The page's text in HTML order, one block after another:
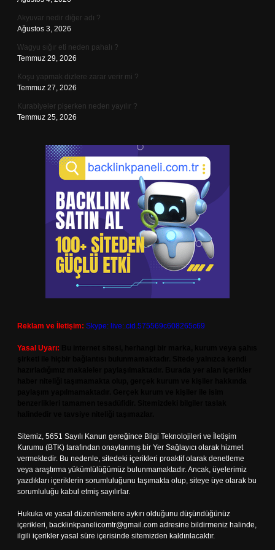
Akyuvar nedir diğer adı ?
Ağustos 3, 2026
Wagyu sığır eti neden pahalı ?
Temmuz 29, 2026
Koşu yapmak dizlere zarar verir mi ?
Temmuz 27, 2026
Kurabiyeler pişerken neden yayılır ?
Temmuz 25, 2026
Reklam ve İletişim: Skype: live:.cid.575569c608265c69
Yasal Uyarı:
Sitemiz, 5651 Sayılı Kanun gereğince Bilgi Teknolojileri ve İletişim
Kurumu (BTK) tarafından onaylanmış bir Yer Sağlayıcı olarak hizmet
vermektedir. Bu nedenle, sitedeki içerikleri proaktif olarak denetleme
veya araştırma yükümlülüğümüz bulunmamaktadır. Ancak, üyelerimiz
yazdıkları içeriklerin sorumluluğunu taşımakta olup, siteye üye olarak bu
sorumluluğu kabul etmiş sayılırlar.
Hukuka ve yasal düzenlemelere aykırı olduğunu düşündüğünüz
içerikleri, backlinkpanelicomtr@gmail.com adresine bildirmeniz halinde,
ilgili içerikler yasal süre içerisinde sitemizden kaldırılacaktır.